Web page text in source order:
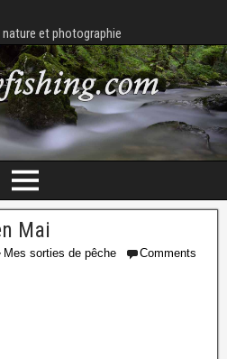
et photographie
Mai
Mes sorties de pêche Comments